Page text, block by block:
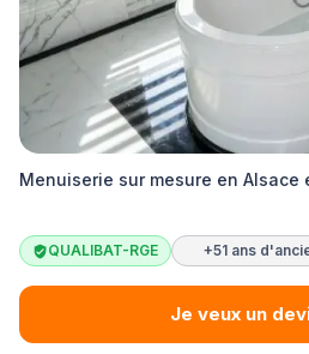
Menuiserie sur mesure en Alsace
QUALIBAT-RGE +51 ans
Je veux un